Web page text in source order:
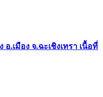
.เมือง จ.ฉะเชิงเทรา เนื้อที่